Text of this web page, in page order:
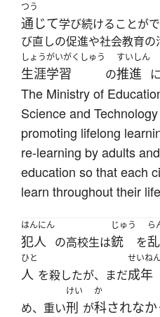
つう
通じて学び続けることが
び直しの促進や社会教育の
しょうがいがくしゅう
生涯学習 の
すいしん
推進
The Ministry of
Science and
promoting lifelong
re-learning by adults
education so that each
learn throughout their
はんにん
犯人 の高校生は
じゅう
銃 を
ら
ひと
人 を殺したが、まだ
せいね
成年
め、重い
けい
刑 が
か
科されなか